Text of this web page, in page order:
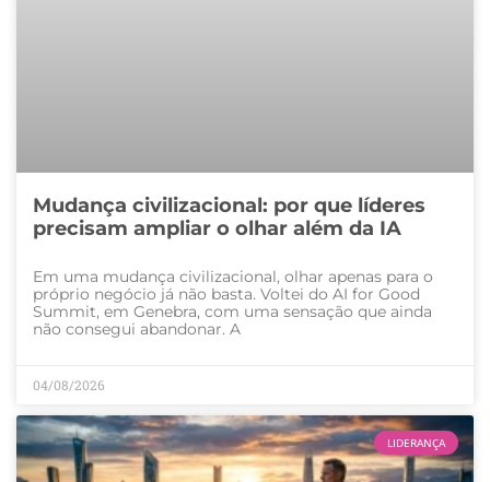
Mudança civilizacional: por que líderes
precisam ampliar o olhar além da IA
Em uma mudança civilizacional, olhar apenas para o
próprio negócio já não basta. Voltei do AI for Good
Summit, em Genebra, com uma sensação que ainda
não consegui abandonar. A
04/08/2026
LIDERANÇA